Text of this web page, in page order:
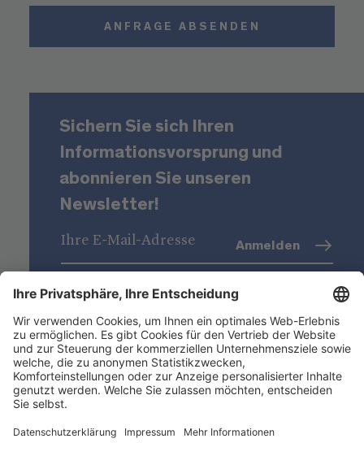
ANFRAGE ABSENDEN
Sichern Sie sich Ihren
Informationsvorsprung und
abonnieren Sie unseren
Newsletter!
Datenschutz (Info)
Anmelden
Niederstätter AG
Standorte